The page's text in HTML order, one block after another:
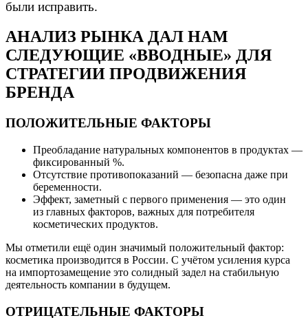
были исправить.
АНАЛИЗ РЫНКА ДАЛ НАМ
СЛЕДУЮЩИЕ «ВВОДНЫЕ» ДЛЯ
СТРАТЕГИИ ПРОДВИЖЕНИЯ
БРЕНДА
ПОЛОЖИТЕЛЬНЫЕ ФАКТОРЫ
Преобладание натуральных компонентов в продуктах —
фиксированный %.
Отсутствие противопоказаний — безопасна даже при
беременности.
Эффект, заметный с первого применения — это один
из главных факторов, важных для потребителя
косметических продуктов.
Мы отметили ещё один значимый положительный фактор:
косметика производится в России. С учётом усиления курса
на импортозамещение это солидный задел на стабильную
деятельность компании в будущем.
ОТРИЦАТЕЛЬНЫЕ ФАКТОРЫ